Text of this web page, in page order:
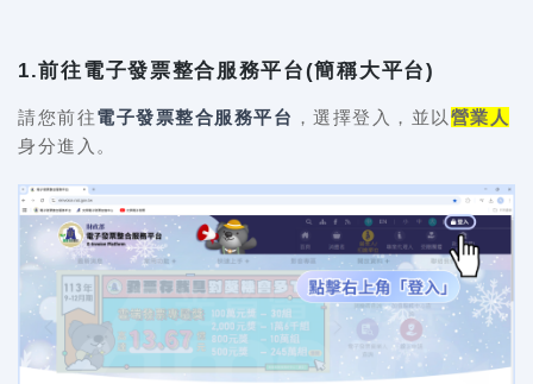
1.前往電子發票整合服務平台(簡稱大平台)
請您前往電子發票整合服務平台 ，選擇登入，並以 營業人
身分進入。